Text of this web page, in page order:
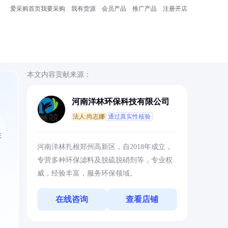
爱采购首页我要采购 我有货源 会员产品 推广产品 注册开店
本文内容贡献来源：
河南洋林环保科技有限公司
法人:尚志娜 通过真实性核验
河南洋林扎根郑州高新区，自2018年成立，
专营多种环保滤料及脱硫脱硝剂等，专业权
威，经验丰富，服务环保领域。
在线咨询 查看店铺